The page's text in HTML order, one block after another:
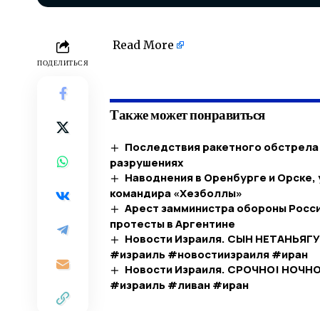
ПОДЕЛИТЬСЯ
Read More
Также может понравиться
Последствия ракетного
разрушениях
Наводнения в Оренбурге и
командира «Хезболлы»
Арест замминистра обороны
протесты в Аргентине
Новости Израиля. СЫН
#израиль #новостиизраиля #иран
Новости Израиля. СРОЧНО!
#израиль #ливан #иран